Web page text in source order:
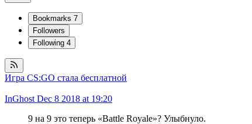
Bookmarks 7
Followers
Following 4
Игра CS:GO стала бесплатной
InGhost Dec 8 2018 at 19:20
9 на 9 это теперь «Battle Royale»? Улыбнуло.